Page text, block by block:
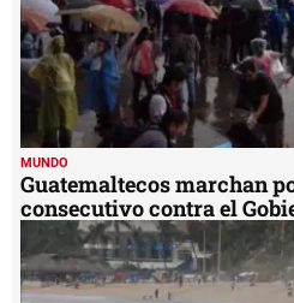
MUNDO
Guatemaltecos marchan
consecutivo contra el